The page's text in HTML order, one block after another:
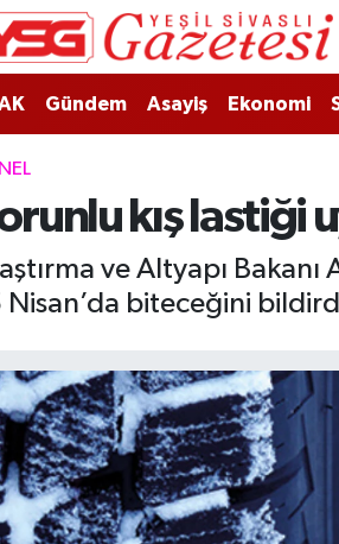
Gündem Asayiş Ekonomi
kış lastiği
ve Altyapı
Nisan’da biteceğini
Haberleri